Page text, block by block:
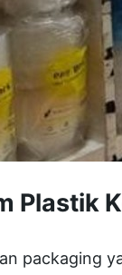
Plastik
packaging